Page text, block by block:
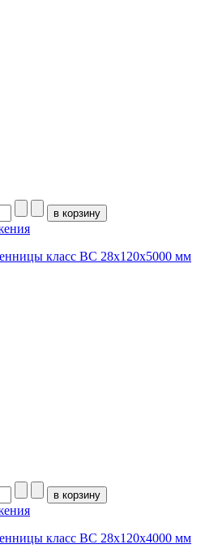
класс ВC 28x120x5000 мм
класс ВC 28x120x4000 мм